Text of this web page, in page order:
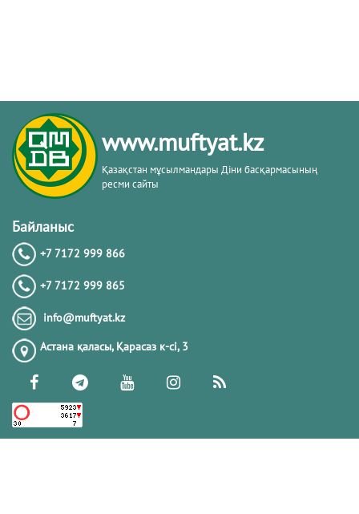
www.muftyat.kz
Қазақстан мұсылмандары Діни басқармасының
ресми сайты
Байланыс
+7 7172 999 866
+7 7172 999 865
info@muftyat.kz
Астана қаласы, Қарасаз к-сi, 3